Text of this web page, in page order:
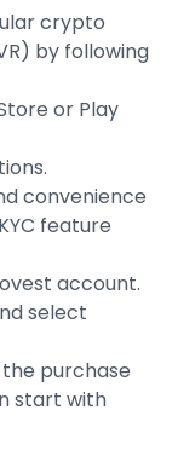
crypto
by following
or Play
convenience
KYC feature
account.
select
purchase
start with